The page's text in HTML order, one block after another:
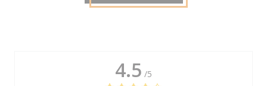
4.5 /5